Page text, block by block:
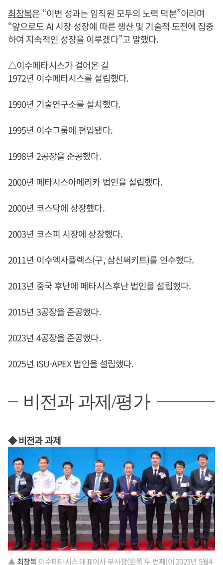
최창복은 “이번 성과는 임직원 모두의 노력 덕분”이라며
“앞으로도 AI 시장 성장에 따른 생산 및 기술적 도전에 집중
하여 지속적인 성장을 이루겠다”고 말했다.
△이수페타시스가 걸어온 길
1972년 이수페타시스를 설립했다.
1990년 기술연구소를 설치했다.
1995년 이수그룹에 편입됐다.
1998년 2공장을 준공했다.
2000년 페타시스아메리카 법인을 설립했다.
2000년 코스닥에 상장했다.
2003년 코스피 시장에 상장했다.
2011년 이수엑사플렉스(구, 삼신써키트)를 인수했다.
2013년 중국 후난에 페타시스후난 법인을 설립했다.
2015년 3공장을 준공했다.
2023년 4공장을 준공했다.
2025년 ISU-APEX 법인을 설립했다.
비전과 과제/평가
◆ 비전과 과제
▲ 최창복 이수페타시스 대표이사 부사장(왼쪽 두 번째)이 2023년 5월4